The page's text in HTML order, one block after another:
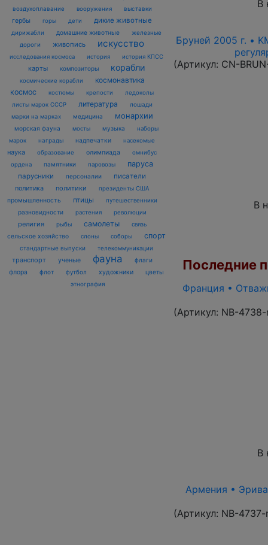
воздухоплавание вооружения выставки
гербы горы дети дикие животные
дирижабли домашние животные
железные
дороги
живопись искусство
исследования космоса история история КПСС
карты композиторы корабли
космические корабли
космонавтика
космос
костюмы крепости
ледоколы
листы марок СССР
литература
лошади
марки на марках
медицина монархии
морская фауна мосты музыка
наборы
марок
награды надпечатки насекомые
наука образование олимпиада
омнибус
ордена
памятники паровозы паруса
парусники персоналии
писатели
политика
политики президенты США
промышленность птицы путешественники
разновидности растения революции
религия рыбы самолеты связь
сельское хозяйство слоны соборы спорт
стандартные выпуски телекоммуникации
транспорт ученые фауна флаги
флора флот футбол художники
цветы
этнография
В
Бруней 2005 г. •
(Артикул: CN-
В
Последние
Франция •
(Артикул: NB-4738-
В
Армения •
(Артикул: NB-4737-